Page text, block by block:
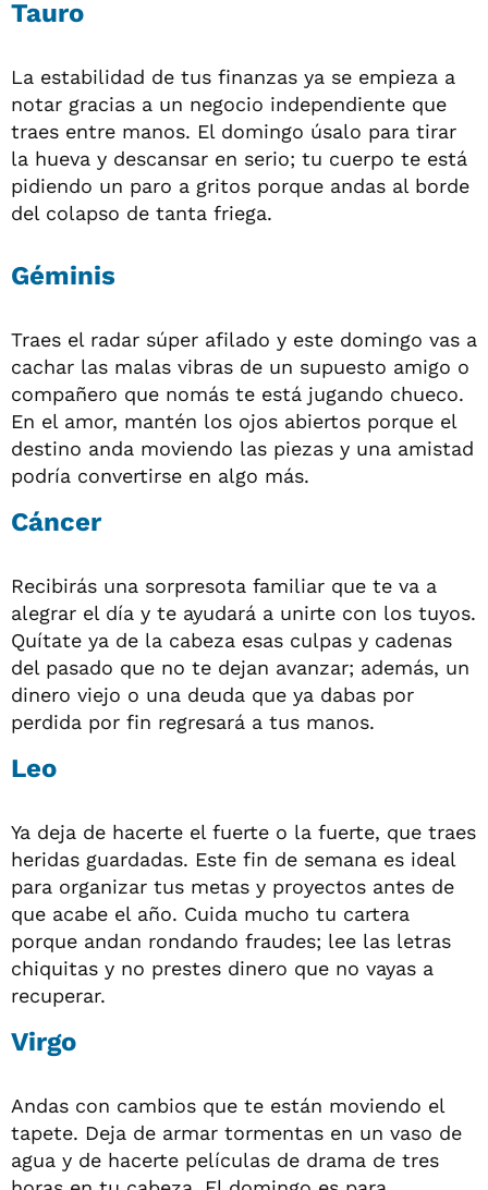
Tauro
La estabilidad de tus finanzas ya se empieza a
notar gracias a un negocio independiente que
traes entre manos. El domingo úsalo para tirar
la hueva y descansar en serio; tu cuerpo te está
pidiendo un paro a gritos porque andas al borde
del colapso de tanta friega.
Géminis
Traes el radar súper afilado y este domingo vas a
cachar las malas vibras de un supuesto amigo o
compañero que nomás te está jugando chueco.
En el amor, mantén los ojos abiertos porque el
destino anda moviendo las piezas y una amistad
podría convertirse en algo más.
Cáncer
Recibirás una sorpresota familiar que te va a
alegrar el día y te ayudará a unirte con los tuyos.
Quítate ya de la cabeza esas culpas y cadenas
del pasado que no te dejan avanzar; además, un
dinero viejo o una deuda que ya dabas por
perdida por fin regresará a tus manos.
Leo
Ya deja de hacerte el fuerte o la fuerte, que traes
heridas guardadas. Este fin de semana es ideal
para organizar tus metas y proyectos antes de
que acabe el año. Cuida mucho tu cartera
porque andan rondando fraudes; lee las letras
chiquitas y no prestes dinero que no vayas a
recuperar.
Virgo
Andas con cambios que te están moviendo el
tapete. Deja de armar tormentas en un vaso de
agua y de hacerte películas de drama de tres